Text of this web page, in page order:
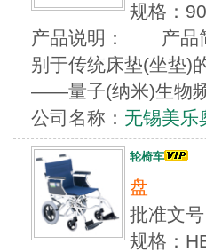
规格：
产品说明： 产品
别于传统床垫(坐垫)
——量子(纳米)生物
公司名称： 无锡美乐
轮椅车
盘
批准文
规格：